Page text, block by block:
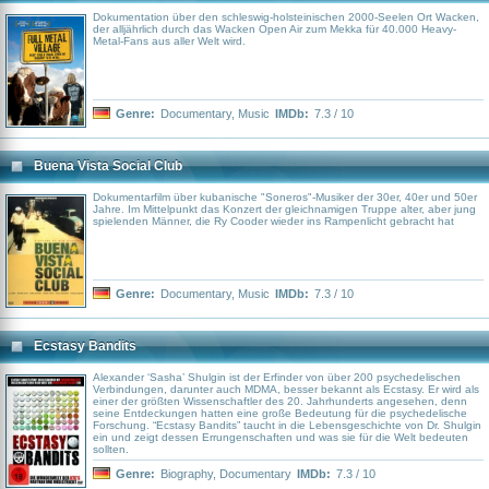
arbeiten!” Doch Geld kann nicht arbeiten: arbeiten können nur Menschen,
Tiere oder Maschinen. HandlungMit seinem Dokumantarfilm begibt sich
Regisseur und Autor Erwin Wagenhofer auf die Spur des Geldes im
weltweiten Finanzsystem. Er blickt hinter die Kulissen der großen
Banksystem ein &#8211; gewollt oder ungewollt. Der Film zeigt erfolgreiche
Fondmanager, die das Geld ihrer Kunden jeden Tag aufs neue anlegen und
jede nur mögliche Rechtslücke ausnutzen, um Profite zu erwirtschaften. Sie
investieren in fremde Länder, ohne auf dortige soziale Werte, Löhne,
Menschen oder die Umwelt zu achten. Wagenhofer zeigt ebenfalls, wie es zu
diesem Finazsystem gekommen ist und führt dem Zuschauer dessen
Konsequenzen vor. Anhand von zahlreichen Interviews mit Politikern,
Wirtschaftlern, Investoren und Kritikern bereist Wagenhofer die Zentren
dieses globalen Wirtschaftssystem und zeigt die nicht offensichtlichen
Verbindungen zwischen Währungsfonds, Altersvorsorge, Stromerzeugern und
Dokumentation über den schleswig-holsteinischen 2000-Seelen Ort Wacken,
der alljährlich durch das Wacken Open Air zum Mekka für 40.000 Heavy-
Metal-Fans aus aller Welt wird.
Genre: Documentary, Music IMDb: 7.3 / 10
Buena Vista Social Club
Dokumentarfilm über kubanische "Soneros"-Musiker der 30er, 40er und 50er
Jahre. Im Mittelpunkt das Konzert der gleichnamigen Truppe alter, aber jung
spielenden Männer, die Ry Cooder wieder ins Rampenlicht gebracht hat
Genre: Documentary, Music IMDb: 7.3 / 10
Ecstasy Bandits
Alexander ‘Sasha’ Shulgin ist der Erfinder von über 200 psychedelischen
Verbindungen, darunter auch MDMA, besser bekannt als Ecstasy. Er wird als
einer der größten Wissenschaftler des 20. Jahrhunderts angesehen, denn
seine Entdeckungen hatten eine große Bedeutung für die psychedelische
Forschung. “Ecstasy Bandits” taucht in die Lebensgeschichte von Dr. Shulgin
ein und zeigt dessen Errungenschaften und was sie für die Welt bedeuten
sollten.
Genre: Biography, Documentary IMDb: 7.3 / 10